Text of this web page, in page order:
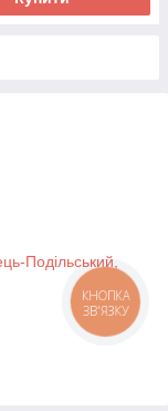
Подільський,
КНОПКА
ЗВ'ЯЗКУ